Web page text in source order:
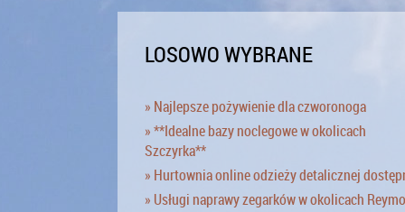
LOSOWO WYBRANE
» Najlepsze pożywienie dla czworonoga
» **Idealne bazy noclegowe w okolicach
Szczyrka**
» Hurtownia online odzieży detalicznej
» Usługi naprawy zegarków w okolicach